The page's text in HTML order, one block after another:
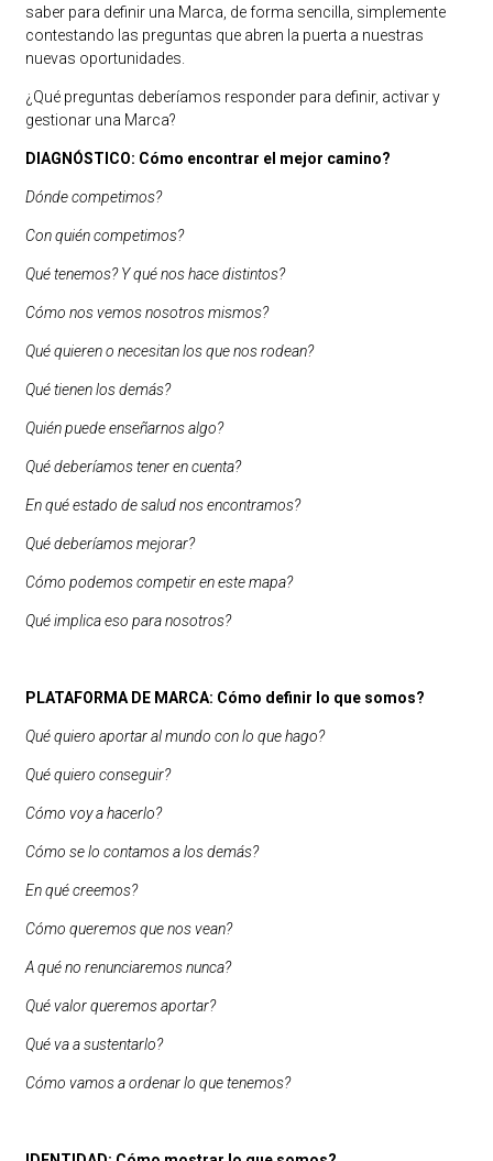
saber para definir una Marca, de forma sencilla, simplemente
contestando las preguntas que abren la puerta a nuestras
nuevas oportunidades.
¿Qué preguntas deberíamos responder para definir, activar y
gestionar una Marca?
DIAGNÓSTICO: Cómo encontrar el mejor camino?
Dónde competimos?
Con quién competimos?
Qué tenemos? Y qué nos hace distintos?
Cómo nos vemos nosotros mismos?
Qué quieren o necesitan los que nos rodean?
Qué tienen los demás?
Quién puede enseñarnos algo?
Qué deberíamos tener en cuenta?
En qué estado de salud nos encontramos?
Qué deberíamos mejorar?
Cómo podemos competir en este mapa?
Qué implica eso para nosotros?
PLATAFORMA DE MARCA: Cómo definir lo que somos?
Qué quiero aportar al mundo con lo que hago?
Qué quiero conseguir?
Cómo voy a hacerlo?
Cómo se lo contamos a los demás?
En qué creemos?
Cómo queremos que nos vean?
A qué no renunciaremos nunca?
Qué valor queremos aportar?
Qué va a sustentarlo?
Cómo vamos a ordenar lo que tenemos?